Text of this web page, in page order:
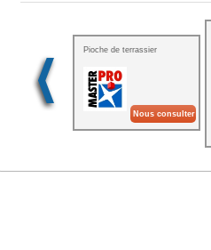
Pioche de terrassier
Nous consulter